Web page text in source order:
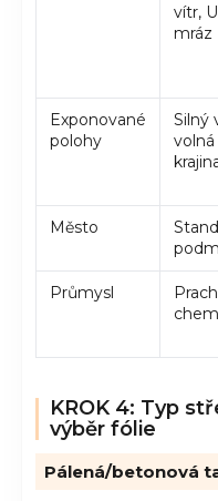
vítr,
mráz
Exponované
polohy
Silný
volná
Město
Průmysl
KROK 4: Typ
výběr fólie
Pálená/betonová